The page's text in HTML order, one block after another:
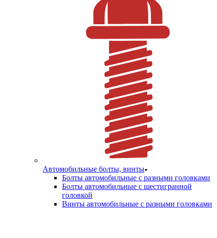
Автомобильные болты, винты
Болты автомобильные с разными головками
Болты автомобильные с шестигранной
головкой
Винты автомобильные с разными головками